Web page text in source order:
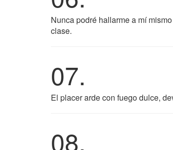
Nunca podré hallarme a mí
clase.
07.
El placer arde con fuego dulce,
08.